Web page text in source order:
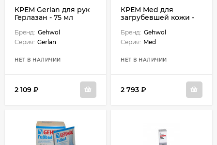
КРЕМ Gerlan для рук
Герлазан - 75 мл
Бренд: Gehwol
Серия: Gerlan
НЕТ В НАЛИЧИИ
2 109 ₽
КРЕМ Med для
загрубевшей кожи -
Бренд: Gehwol
Серия: Med
НЕТ В НАЛИЧИИ
2 793 ₽